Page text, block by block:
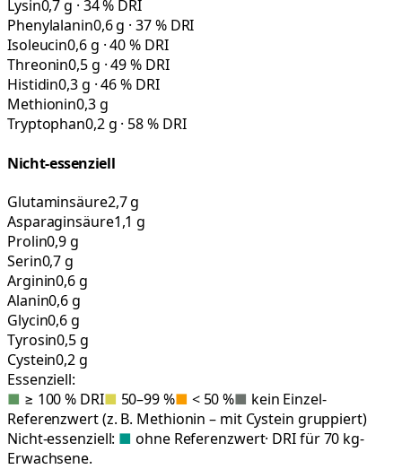
Lysin0,7 g · 34 % DRI
Phenylalanin0,6 g · 37 % DRI
Isoleucin0,6 g · 40 % DRI
Threonin0,5 g · 49 % DRI
Histidin0,3 g · 46 % DRI
Methionin0,3 g
Tryptophan0,2 g · 58 % DRI
Nicht-essenziell
Glutaminsäure2,7 g
Asparaginsäure1,1 g
Prolin0,9 g
Serin0,7 g
Arginin0,6 g
Alanin0,6 g
Glycin0,6 g
Tyrosin0,5 g
Cystein0,2 g
Essenziell:
■ ≥ 100 % DRI■ 50–99 %■ < 50 %■ kein Einzel-
Referenzwert (z. B. Methionin – mit Cystein gruppiert)
Nicht-essenziell: ■ ohne Referenzwert· DRI für 70 kg-
Erwachsene.